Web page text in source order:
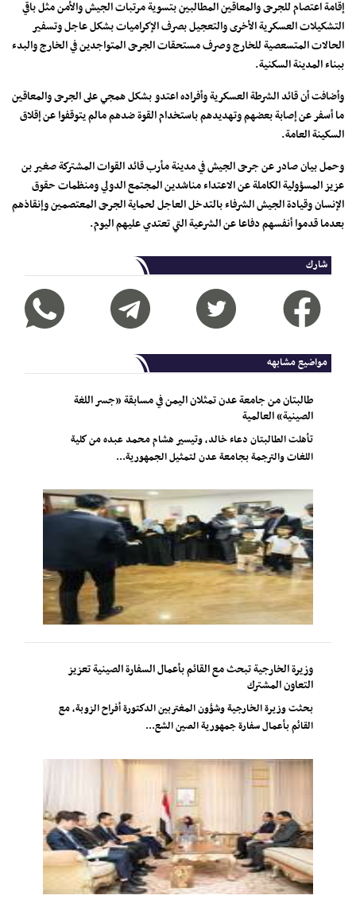
إقامة اعتصام للجرحى والمعاقين المطالبين بتسوية مرتبات الجيش والأمن مثل باقي
التشكيلات العسكرية الأخرى والتعجيل بصرف الإكراميات بشكل عاجل وتسفير
الحالات المتسعصية للخارج وصرف مستحقات الجرحى المتواجدين في الخارج والبدء
ببناء المدينة السكنية.
وأضافت أن قائد الشرطة العسكرية وأفراده اعتدو بشكل همجي على الجرحى والمعاقين
ما أسفر عن إصابة بعضهم وتهديدهم باستخدام القوة ضدهم مالم يتوقفوا عن إقلاق
السكينة العامة.
وحمل بيان صادر عن جرحى الجيش في مدينة مأرب قائد القوات المشتركة صغير بن
عزيز المسؤولية الكاملة عن الاعتداء مناشدين المجتمع الدولي ومنظمات حقوق
الإنسان وقيادة الجيش الشرفاء بالتدخل العاجل لحماية الجرحى المعتصمين وإنقاذهم
بعدما قدموا أنفسهم دفاعا عن الشرعية التي تعتدي عليهم اليوم.
شارك
مواضيع مشابهه
طالبتان من جامعة عدن تمثلان اليمن في مسابقة «جسر اللغة
الصينية» العالمية
تأهلت الطالبتان دعاء خالد، وتيسير هشام محمد عبده من كلية
اللغات والترجمة بجامعة عدن لتمثيل الجمهورية...
وزيرة الخارجية تبحث مع القائم بأعمال السفارة الصينية تعزيز
التعاون المشترك
بحثت وزيرة الخارجية وشؤون المغتربين الدكتورة أفراح الزوبة، مع
القائم بأعمال سفارة جمهورية الصين الشع...